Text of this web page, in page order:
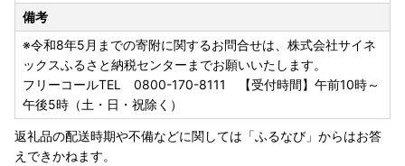
備考
※令和8年5月までの寄附に関するお問合せは、株式会社サイネ
ックスふるさと納税センターまでお願いいたします。
フリーコールTEL 0800-170-8111 【受付時間】午前10時～
午後5時（土・日・祝除く）
返礼品の配送時期や不備などに関しては「ふるなび」からはお答
えできかねます。